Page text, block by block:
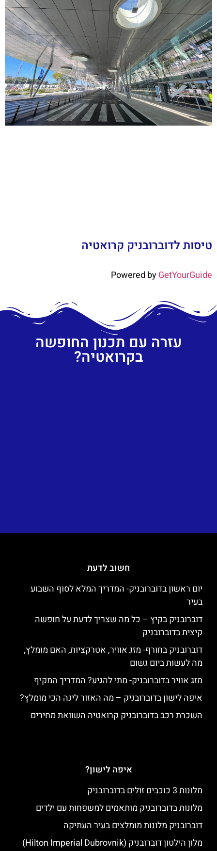
טיסות לדוברובניק קרואטיה
Powered byGetYourGuide
עזרה עם תכנון החופשה
בקרואטיה?
חשוב לדעת
יום ראשון בדוברובניק- המדריך המלא לסוף השבוע
בעיר
דוברובניק בקיץ – כל מה שצריך לדעת על חופשה
קיצית בדוברובניק
דוברובניק בחורף- מזג אוויר, אטרקציות, האם מומלץ,
מה לעשות ביום גשום
מזג אוויר בדוברובניק- מתי להגיע? המדריך המקיף
איפה לישון בדוברובניק – מה האזור לינה הכי מומלץ?
השכרת רכב בדוברובניק קרואטיה השוואת מחירים
איפה לישון?
מלונות 3 כוכבים זולים בדוברובניק
מלונות בדוברובניק מותאמים למשפחות עם ילדים
דוברובניק מלונות מומלצים בעיר העתיקה
מלון הילטון דוברובניק (Hilton Imperial Dubrovnik)